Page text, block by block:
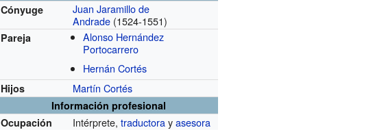
Cónyuge
Juan Jaramillo de
Andrade (1524-1551)
Pareja
Alonso Hernández
Portocarrero
Hernán Cortés
Hijos Martín Cortés
Información profesional
Ocupación
Intérprete,traductorayasesora